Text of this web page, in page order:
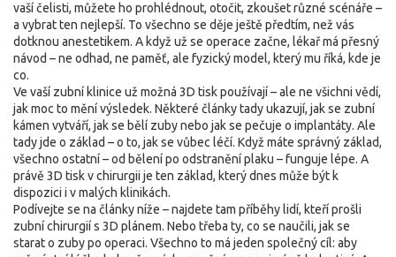
vaší čelisti, můžete ho prohlédnout, otočit, zkoušet různé scénáře –
a vybrat ten nejlepší. To všechno se děje ještě předtím, než vás
dotknou anestetikem. A když už se operace začne, lékař má přesný
návod – ne odhad, ne paměť, ale fyzický model, který mu říká, kde je
co.
Ve vaší zubní klinice už možná 3D tisk používají – ale ne všichni vědí,
jak moc to mění výsledek. Některé články tady ukazují, jak se zubní
kámen vytváří, jak se bělí zuby nebo jak se pečuje o implantáty. Ale
tady jde o základ – o to, jak se vůbec léčí. Když máte správný základ,
všechno ostatní – od bělení po odstranění plaku – funguje lépe. A
právě 3D tisk v chirurgii je ten základ, který dnes může být k
dispozici i v malých klinikách.
Podívejte se na články níže – najdete tam příběhy lidí, kteří prošli
zubní chirurgií s 3D plánem. Nebo třeba ty, co se naučili, jak se
starat o zuby po operaci. Všechno to má jeden společný cíl: aby